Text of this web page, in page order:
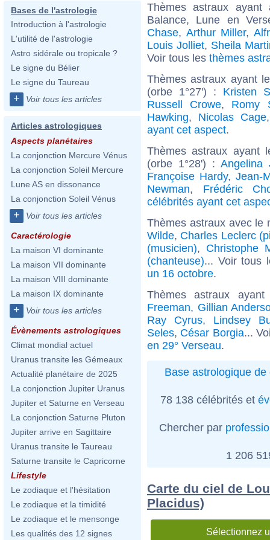
Bases de l'astrologie
Introduction à l'astrologie
L'utilité de l'astrologie
Astro sidérale ou tropicale ?
Le signe du Bélier
Le signe du Taureau
+ Voir tous les articles
Articles astrologiques
Aspects planétaires
La conjonction Mercure Vénus
La conjonction Soleil Mercure
Lune AS en dissonance
La conjonction Soleil Vénus
+ Voir tous les articles
Caractérologie
La maison VI dominante
La maison VII dominante
La maison VIII dominante
La maison IX dominante
+ Voir tous les articles
Évènements astrologiques
Climat mondial actuel
Uranus transite les Gémeaux
Actualité planétaire de 2025
La conjonction Jupiter Uranus
Jupiter et Saturne en Verseau
La conjonction Saturne Pluton
Jupiter arrive en Sagittaire
Uranus transite le Taureau
Saturne transite le Capricorne
Lifestyle
Le zodiaque et l'hésitation
Le zodiaque et la timidité
Le zodiaque et le mensonge
Les qualités des 12 signes
Thèmes astraux
Balance, Lune en
Chase, Arthur Miller,
Louis Jolliet, Sheila
Voir tous les thèmes
Thèmes astraux ayant
(orbe 1°27') : Kristen
Russell Crowe, Romy
Hawking, Nicolas Cage
ayant cet aspect.
Thèmes astraux ayant
(orbe 1°28') : Angelina
Françoise Hardy,Jean-
Newman, Frédéric
célébrités ayant cet
Thèmes astraux avec le
Wilde, Charles Leclerc
(musicien), Christophe
(chanteuse)... Voir tous
un 16 octobre.
Thèmes astraux
Freeman, Gillian
Ray Cyrus, Lindsey
Seles, César Borgia...
en 29° Verseau.
Base astrologique de
78 138 célébrités et
Chercher par
1 206
Carte du ciel de
Placidus)
Sélectionnez